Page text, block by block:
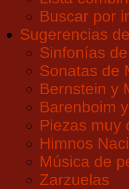
Buscar por
Sugerencias
Sinfonías
Sonatas de
Bernstein y
Barenboim
Piezas muy
Himnos
Música de
Zarzuelas